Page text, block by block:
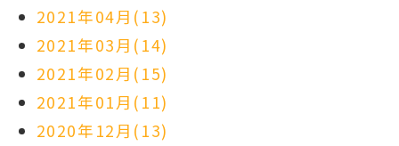
2021年04月(13)
2021年03月(14)
2021年02月(15)
2021年01月(11)
2020年12月(13)